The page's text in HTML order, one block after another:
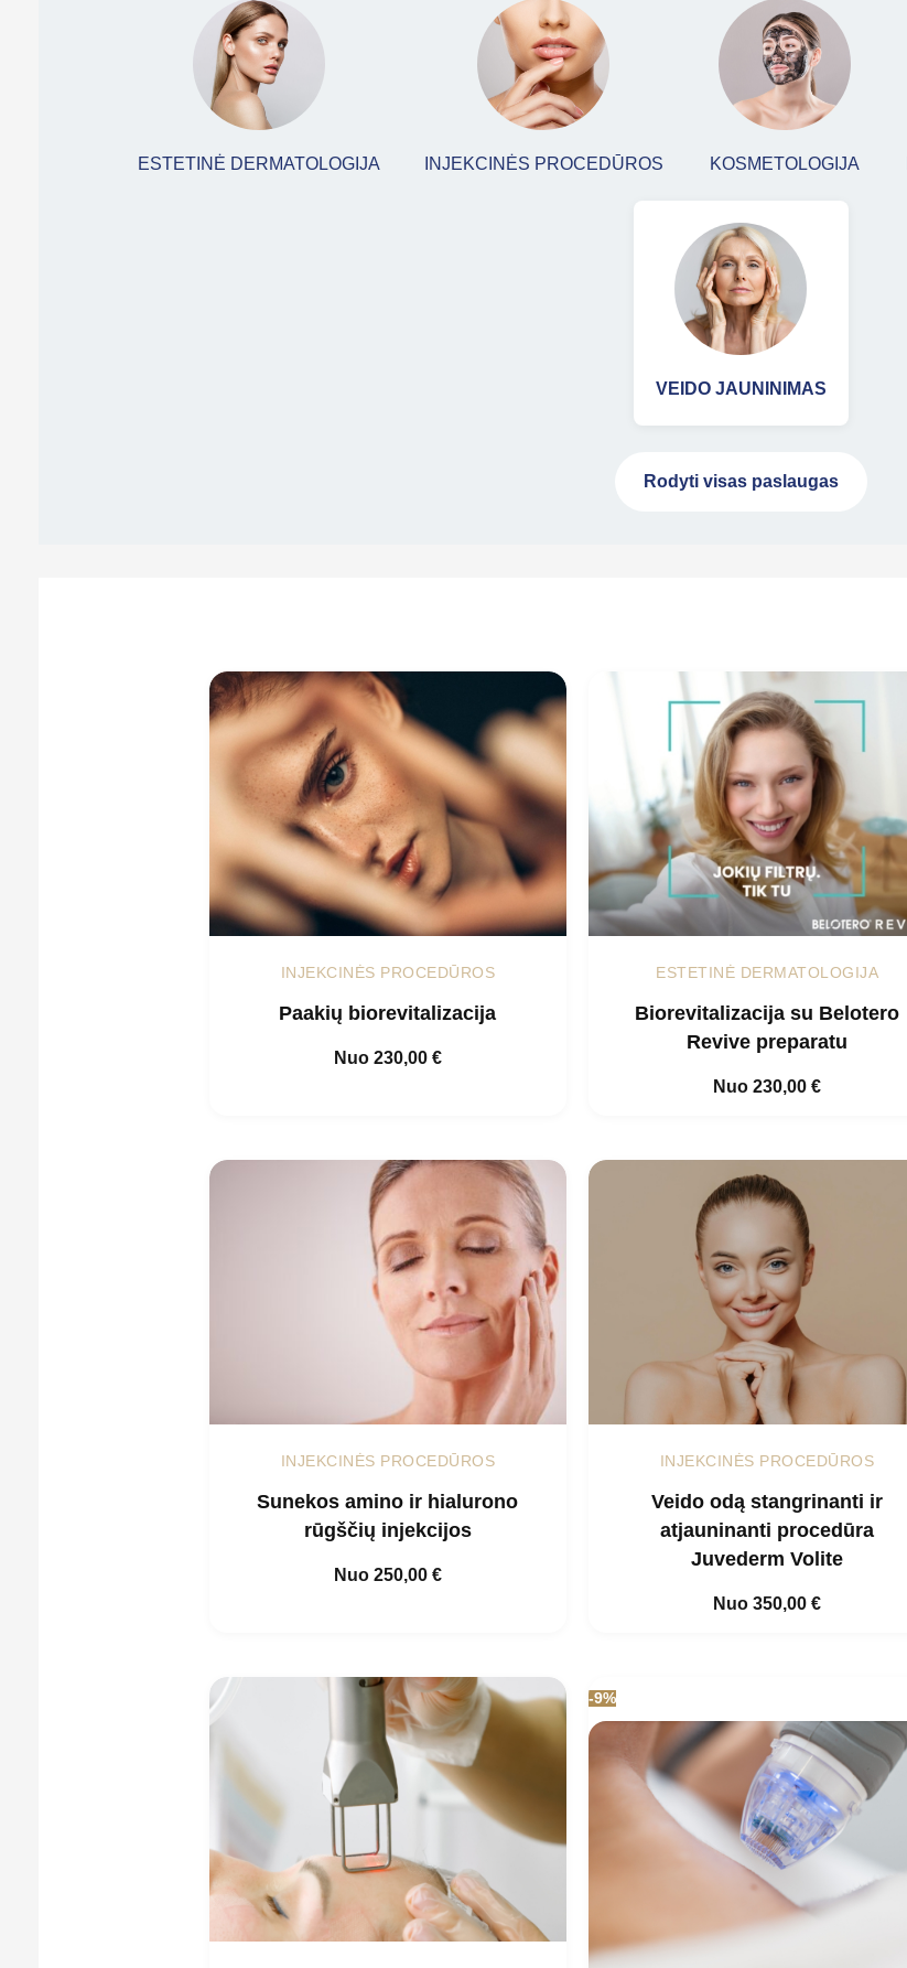
ESTETINĖ DERMATOLOGIJA INJEKCINĖS PROCEDŪROS KOSMETOLOGIJA
VEIDO JAUNINIMAS
Rodyti visas paslaugas
INJEKCINĖS PROCEDŪROS
Paakių biorevitalizacija
Nuo 230,00 €
ESTETINĖ DERMATOLOGIJA
Biorevitalizacija su Belotero
Revive preparatu
Nuo 230,00 €
INJEKCINĖS PROCEDŪROS
Sunekos amino ir hialurono
rūgščių injekcijos
Nuo 250,00 €
INJEKCINĖS PROCEDŪROS
Veido odą stangrinanti ir
atjauninanti procedūra
Juvederm Volite
Nuo 350,00 €
-9%